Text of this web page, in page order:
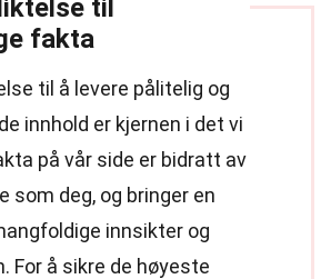
til
fakta
til å levere pålitelig og
innhold er kjernen i det vi
på vår side er bidratt av
som deg, og bringer en
innsikter og
For å sikre de høyeste